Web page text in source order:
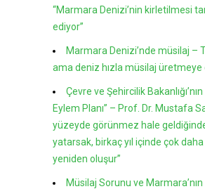
“Marmara Denizi’nin kirletilmesi
ediyor”
Marmara Denizi’nde müsilaj –
ama deniz hızla müsilaj
Çevre ve Şehircilik
Eylem Planı” – Prof. Dr. Mustafa
yüzeyde görünmez hale
yatarsak, birkaç yıl içinde çok
yeniden oluşur”
Müsilaj Sorunu ve Marmara’nın